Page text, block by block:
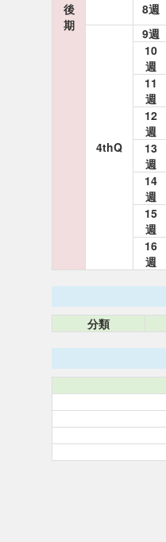
後
期
8週
4thQ
9週
10
週
11
週
12
週
13
週
14
週
15
週
16
週
分類